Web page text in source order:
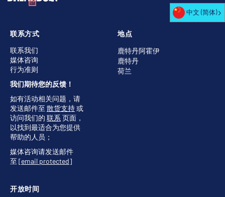
地点
鹿特丹阿霍伊
鹿特丹
荷兰
开放时间
联系方式
联系我们
媒体咨询
行为准则
我们期待您的反馈！
如有活动相关问题，请
发送邮件至 散货支持或
访问我们的 联系 页面，
以找到最适合为您提供
帮助的人员；
媒体咨询请发送邮件
至 [email protected]
中文 (简体)